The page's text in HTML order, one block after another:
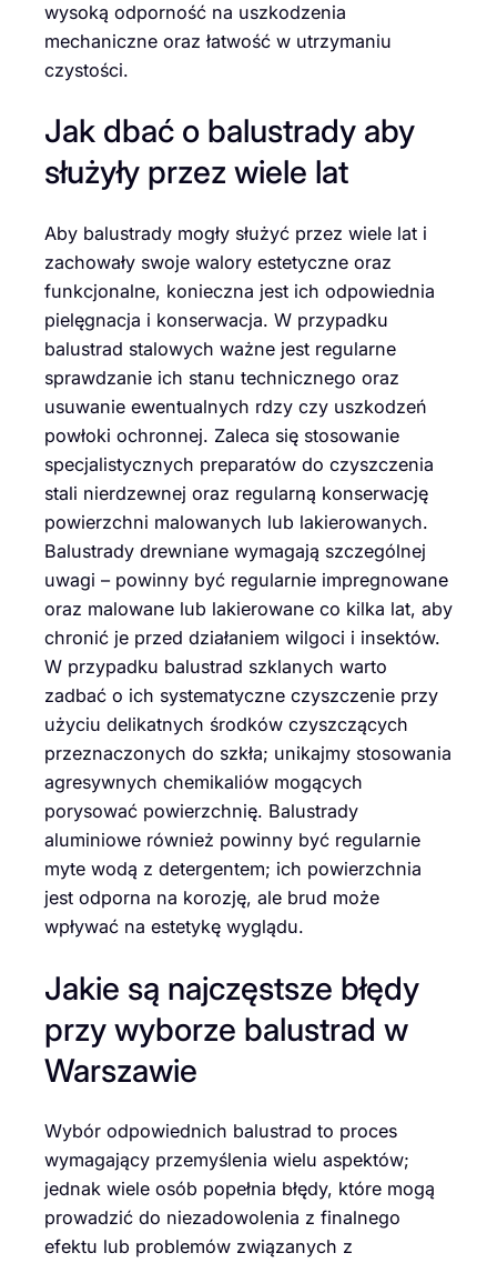
wysoką odporność na uszkodzenia
mechaniczne oraz łatwość w utrzymaniu
czystości.
Jak dbać o balustrady aby
służyły przez wiele lat
Aby balustrady mogły służyć przez wiele lat i
zachowały swoje walory estetyczne oraz
funkcjonalne, konieczna jest ich odpowiednia
pielęgnacja i konserwacja. W przypadku
balustrad stalowych ważne jest regularne
sprawdzanie ich stanu technicznego oraz
usuwanie ewentualnych rdzy czy uszkodzeń
powłoki ochronnej. Zaleca się stosowanie
specjalistycznych preparatów do czyszczenia
stali nierdzewnej oraz regularną konserwację
powierzchni malowanych lub lakierowanych.
Balustrady drewniane wymagają szczególnej
uwagi – powinny być regularnie impregnowane
oraz malowane lub lakierowane co kilka lat, aby
chronić je przed działaniem wilgoci i insektów.
W przypadku balustrad szklanych warto
zadbać o ich systematyczne czyszczenie przy
użyciu delikatnych środków czyszczących
przeznaczonych do szkła; unikajmy stosowania
agresywnych chemikaliów mogących
porysować powierzchnię. Balustrady
aluminiowe również powinny być regularnie
myte wodą z detergentem; ich powierzchnia
jest odporna na korozję, ale brud może
wpływać na estetykę wyglądu.
Jakie są najczęstsze błędy
przy wyborze balustrad w
Warszawie
Wybór odpowiednich balustrad to proces
wymagający przemyślenia wielu aspektów;
jednak wiele osób popełnia błędy, które mogą
prowadzić do niezadowolenia z finalnego
efektu lub problemów związanych z